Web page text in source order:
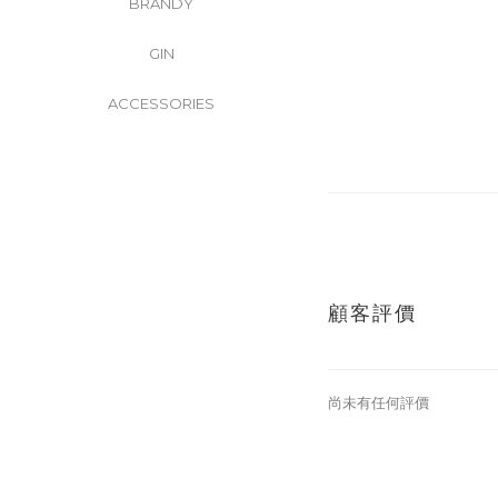
GIN
ACCESSORIES
顧客評價
尚未有任何評價